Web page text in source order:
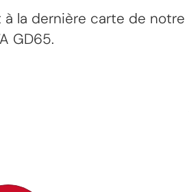
à la dernière carte de notre
GD65.